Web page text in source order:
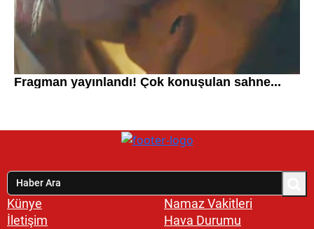
Künye
İletişim
Namaz Vakitleri
Hava Durumu